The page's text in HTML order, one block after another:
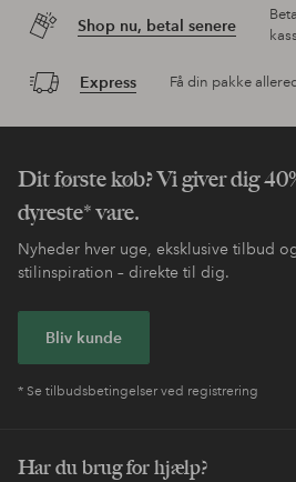
Shop nu, betal senere
Express Få din pakke
Dit første køb? Vi giver dig
dyreste* vare.
Nyheder hver uge, eksklusive tilbud
stilinspiration – direkte til dig.
Bliv kunde
* Se tilbudsbetingelser ved registrering
Har du brug for hjælp?